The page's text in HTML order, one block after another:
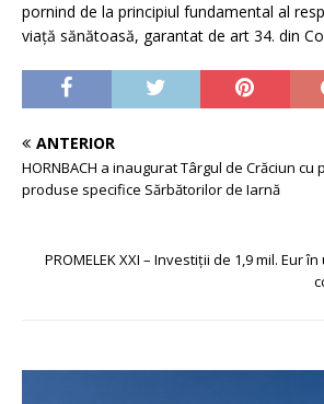
pornind de la principiul fundamental al
viață sănătoasă, garantat de art 34. din
ANTERIOR
HORNBACH a inaugurat Târgul de Crăciun cu
produse specifice Sărbătorilor de Iarnă
PROMELEK XXI – Investiții de 1,9 mil. Eur